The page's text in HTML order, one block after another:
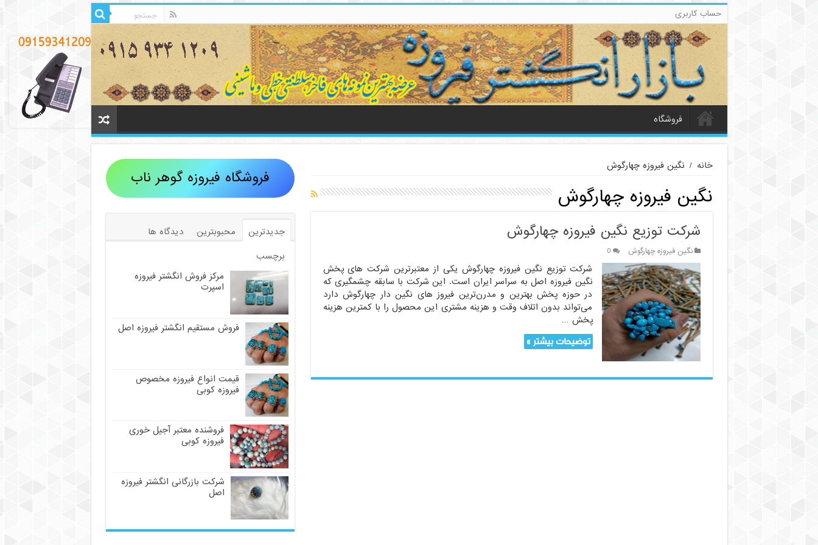
حساب کاربری
فروشگاه
خانه / نگین فیروزه چهارگوش
نگین فیروزه چهارگوش
شرکت توزیع نگین فیروزه چهارگوش
نگین فیروزه چهارگوش 0
شرکت توزیع نگین فیروزه چهارگوش یکی از معتبرترین شرکت های پخش
نگین فیروزه اصل به سراسر ایران است. این شرکت با سابقه چشمگیری که
در حوزه پخش بهترین و مدرن‌ترین فیروز های نگین دار چهارگوش دارد
می‌تواند بدون اتلاف وقت و هزینه مشتری این محصول را با کمترین هزینه
پخش …
توضیحات بیشتر »
فروشگاه فیروزه گوهر ناب
جدیدترین محبوبترین
دیدگاه ها
برچسب
مرکز فروش انگشتر فیروزه
اسپرت
فروش مستقیم انگشتر فیروزه اصل
قیمت انواع فیروزه مخصوص
فیروزه کوبی
فروشنده معتبر آجیل خوری
فیروزه کوبی
شرکت بازرگانی انگشتر فیروزه
اصل